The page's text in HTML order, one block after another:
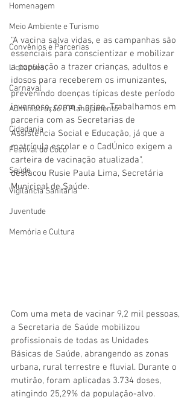
Homenagem
Meio Ambiente e Turismo
Convênios e Parcerias
Licitações
Carnaval
Administração e Planejamento
Cidadania
Festival do Coco
Saúde
Vigilãncia Sanitária
Juventude
Memória e Cultura
“A vacina salva vidas, e as campanhas são
essenciais para conscientizar e mobilizar
a população a trazer crianças, adultos e
idosos para receberem os imunizantes,
prevenindo doenças típicas deste período
invernoso, como a gripe. Trabalhamos em
parceria com as Secretarias de
Assistência Social e Educação, já que a
matrícula escolar e o CadÚnico exigem a
carteira de vacinação atualizada”,
destacou Rusie Paula Lima, Secretária
Municipal de Saúde.
Com uma meta de vacinar 9,2 mil pessoas,
a Secretaria de Saúde mobilizou
profissionais de todas as Unidades
Básicas de Saúde, abrangendo as zonas
urbana, rural terrestre e fluvial. Durante o
mutirão, foram aplicadas 3.734 doses,
atingindo 25,29% da população-alvo.